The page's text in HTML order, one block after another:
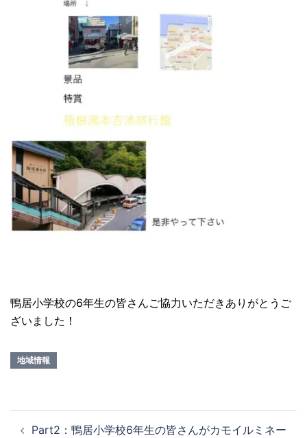
鴨居小学校の6年生の皆さんご協力いただきありがとうご
ざいました！
地域情報
Part2：鴨居小学校6年生の皆さんがカモイルミネー